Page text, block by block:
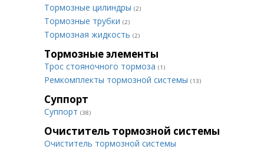
Тормозные цилиндры (2)
Тормозные трубки (2)
Тормозная жидкость (2)
Тормозные элементы
Трос стояночного тормоза (1)
Ремкомплекты тормозной системы (13)
Суппорт
Суппорт (38)
Очиститель тормозной системы
Очиститель тормозной системы